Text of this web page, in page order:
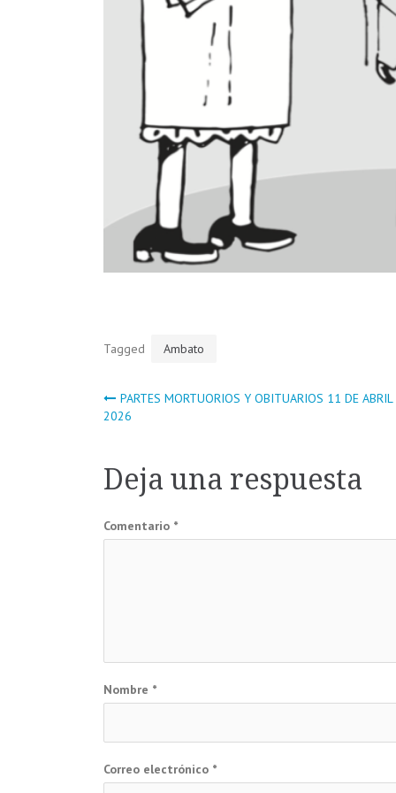
Tagged Ambato
Navegación
entradas
PARTES MORTUORIOS Y OBITUARIOS 11 DE ABRIL
2026
Deja una respuesta
Comentario *
Nombre *
Correo electrónico *